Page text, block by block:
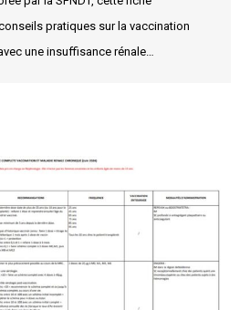
pratiques sur la vaccination
une insuffisance rénale…